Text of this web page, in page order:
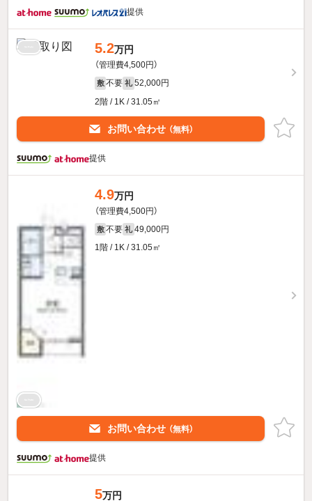
提供
5.2万円
（管理費4,500円）
敷 不要 礼 52,000円
2階 / 1K / 31.05㎡
お問い合わせ （無料）
提供
4.9万円
（管理費4,500円）
敷 不要 礼 49,000円
1階 / 1K / 31.05㎡
お問い合わせ （無料）
提供
5万円